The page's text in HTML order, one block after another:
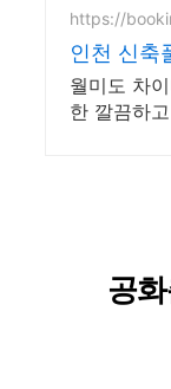
혜택을 누
https://
인천 신축
월미도 차
한 깔끔하
공